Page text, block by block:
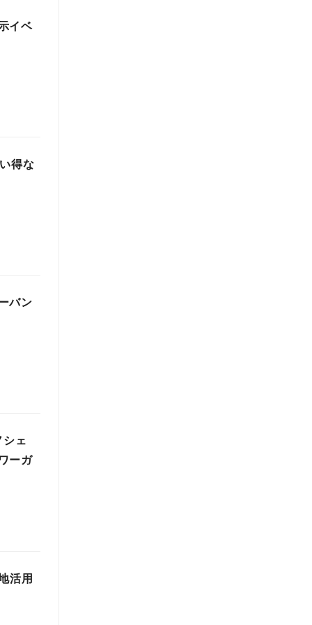
イベ
得な
バン
ェ
ーガ
活用